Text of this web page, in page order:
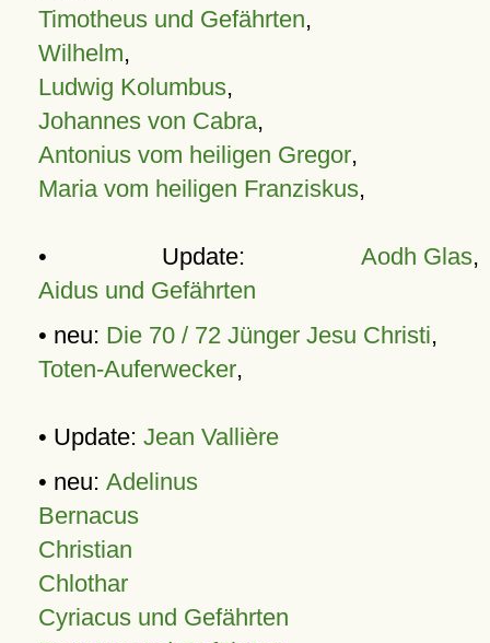
Timotheus und Gefährten,
Wilhelm,
Ludwig Kolumbus,
Johannes von Cabra,
Antonius vom heiligen Gregor,
Maria vom heiligen Franziskus,
• Update: Aodh Glas,
Aidus und Gefährten
• neu: Die 70 / 72 Jünger Jesu Christi,
Toten-Auferwecker,
• Update: Jean Vallière
• neu: Adelinus
Bernacus
Christian
Chlothar
Cyriacus und Gefährten